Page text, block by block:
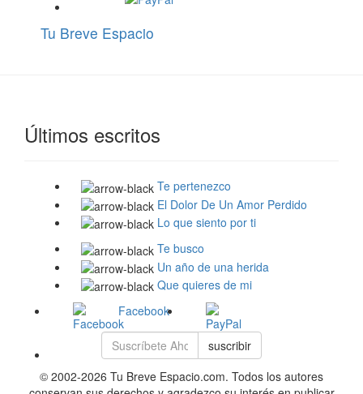
Tu Breve Espacio
Últimos escritos
Te pertenezco
El Dolor De Un Amor Perdido
Lo que siento por ti
Te busco
Un año de una herida
Que quieres de mi
Facebook
suscribir
© 2002-2026 Tu Breve Espacio.com. Todos los autores